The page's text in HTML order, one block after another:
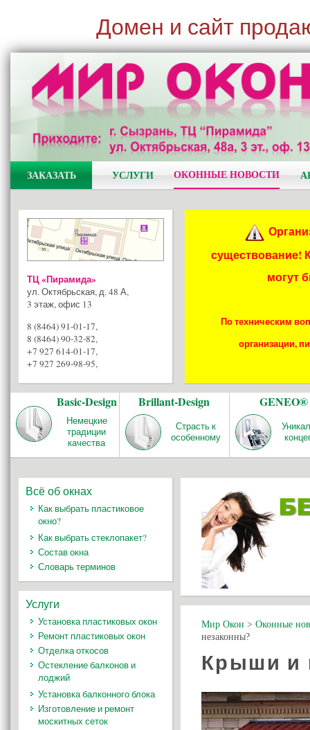
Домен и сайт
ЗАКАЗАТЬ УСЛУГИ ОКОННЫЕ НОВОСТИ
ТЦ «Пирамида»
ул. Октябрьская, д. 48 А,
3 этаж, офис 13
8 (8464) 91-01-17,
8 (8464) 90-32-82,
+7 927 614-01-17,
+7 927 269-98-95,
существование!
могут
По техническим
организации,
Basic-Design
Немецкие
традиции
качества
Brillant-Design
Страсть к
особенному
GENEO®
Мир Окон > Оконные
незаконны?
Крыши и
Всё об окнах
Как выбрать пластиковое
окно?
Как выбрать стеклопакет?
Состав окна
Словарь терминов
Услуги
Установка пластиковых окон
Ремонт пластиковых окон
Отделка откосов
Остекление балконов и
лоджий
Установка балконного блока
Изготовление и ремонт
москитных сеток